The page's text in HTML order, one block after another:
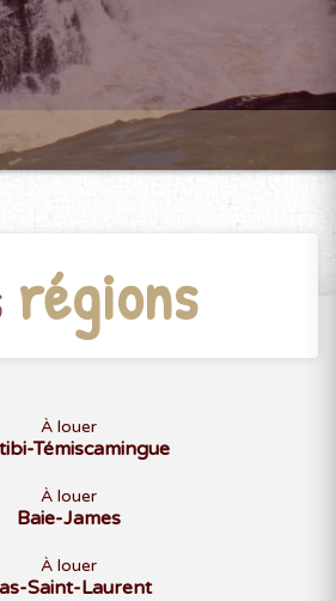
régions
À louer
Témiscamingue
À louer
Baie-James
À louer
Saint-Laurent